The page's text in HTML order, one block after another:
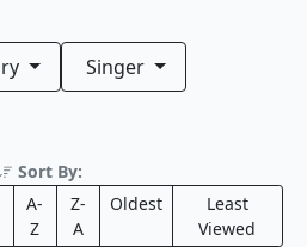
Singer
Sort By:
A-
Z
Z-
A
Oldest
Least
Viewed